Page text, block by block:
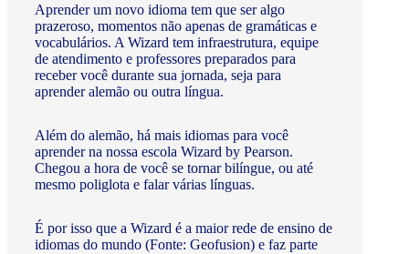
Aprender um novo idioma tem que ser algo
prazeroso, momentos não apenas de gramáticas e
vocabulários. A Wizard tem infraestrutura, equipe
de atendimento e professores preparados para
receber você durante sua jornada, seja para
aprender alemão ou outra língua.
Além do alemão, há mais idiomas para você
aprender na nossa escola Wizard by Pearson.
Chegou a hora de você se tornar bilíngue, ou até
mesmo poliglota e falar várias línguas.
É por isso que a Wizard é a maior rede de ensino de
idiomas do mundo (Fonte: Geofusion) e faz parte